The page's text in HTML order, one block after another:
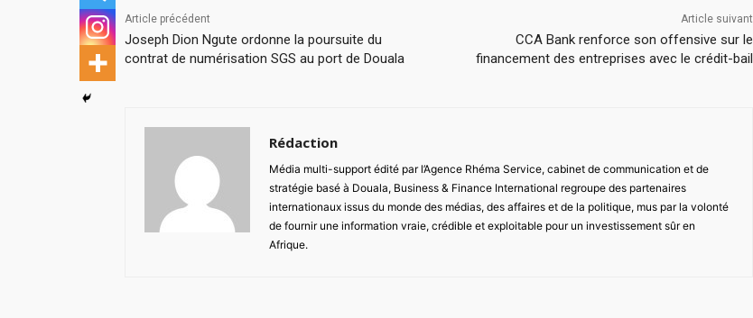
Article précédent
Joseph Dion Ngute ordonne la poursuite du
contrat de numérisation SGS au port de Douala
Article suivant
CCA Bank renforce son offensive sur le
financement des entreprises avec le crédit-bail
Rédaction
Média multi-support édité par l’Agence Rhéma Service, cabinet de communication et de
stratégie basé à Douala, Business & Finance International regroupe des partenaires
internationaux issus du monde des médias, des affaires et de la politique, mus par la volonté
de fournir une information vraie, crédible et exploitable pour un investissement sûr en
Afrique.